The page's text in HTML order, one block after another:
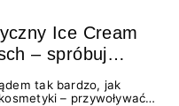
Ice Cream
– spróbuj
tak bardzo, jak
– przywoływać